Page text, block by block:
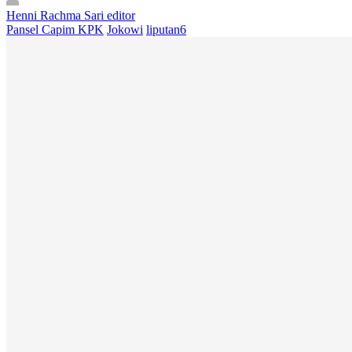
Henni Rachma Sari editor
Pansel Capim KPK Jokowi liputan6